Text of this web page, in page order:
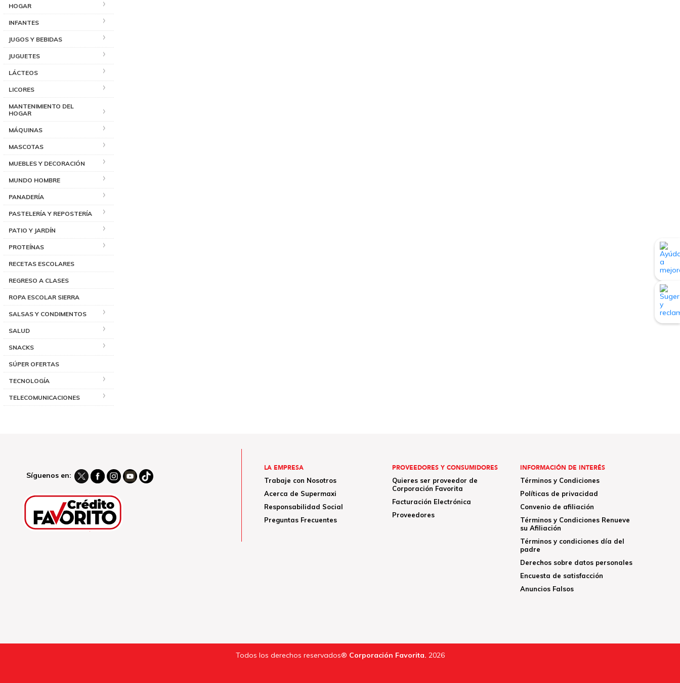
HOGAR
INFANTES
JUGOS Y BEBIDAS
JUGUETES
LÁCTEOS
LICORES
MANTENIMIENTO DEL
HOGAR
MÁQUINAS
MASCOTAS
MUEBLES Y DECORACIÓN
MUNDO HOMBRE
PANADERÍA
PASTELERÍA Y REPOSTERÍA
PATIO Y JARDÍN
PROTEÍNAS
RECETAS ESCOLARES
REGRESO A CLASES
ROPA ESCOLAR SIERRA
SALSAS Y CONDIMENTOS
SALUD
SNACKS
SÚPER OFERTAS
TECNOLOGÍA
TELECOMUNICACIONES
Síguenos en:
LA EMPRESA
Trabaje con Nosotros
Acerca de Supermaxi
Responsabilidad Social
Preguntas Frecuentes
PROVEEDORES Y CONSUMIDORES
Quieres ser proveedor de
Corporación Favorita
Facturación Electrónica
Proveedores
INFORMACIÓN DE INTERÉS
Términos y Condiciones
Políticas de privacidad
Convenio de afiliación
Términos y Condiciones Renueve
su Afiliación
Términos y condiciones día del
padre
Derechos sobre datos personales
Encuesta de satisfacción
Anuncios Falsos
Todos los derechos reservados® Corporación Favorita. 2026